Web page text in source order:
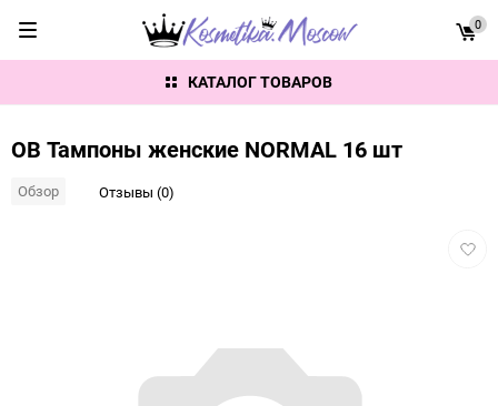
КАТАЛОГ ТОВАРОВ
0
OB Тампоны женские NORMAL 16 шт
Обзор Отзывы (0)